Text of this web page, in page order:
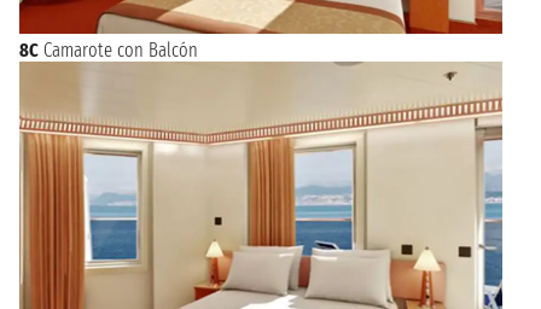
8C Camarote con Balcón